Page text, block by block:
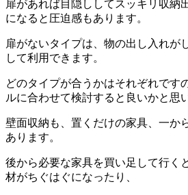
扉があれば目隠ししてスッキリ収納
になると圧迫感もあります。
扉がないタイプは、物の出し入れが
して利用できます。
どのタイプが合うかはそれぞれです
ルに合わせて検討すると良いかと思
壁面収納も、置くだけの家具、一か
あります。
後から必要な家具を買い足して行く
材がちぐはぐになったり、